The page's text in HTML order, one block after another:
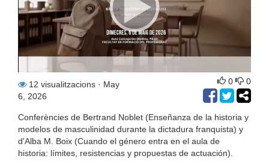
12 visualitzacions · May
6, 2026
0 0
Conferències de Bertrand Noblet (Enseñanza de la historia y
modelos de masculinidad durante la dictadura franquista) y
d'Alba M. Boix (Cuando el género entra en el aula de
historia: límites, resistencias y propuestas de actuación).